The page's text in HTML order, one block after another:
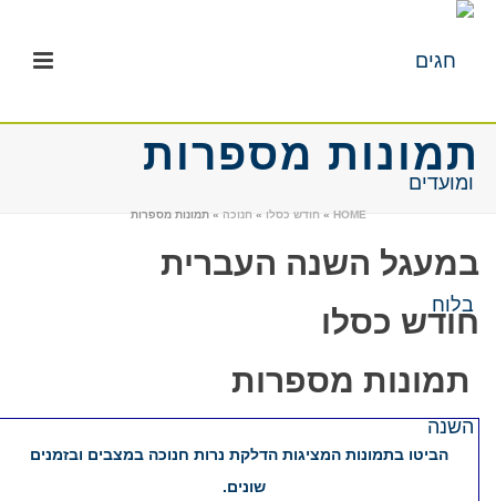
תמונות מספרות​
HOME
» חודש כסלו » חנוכה »תמונות מספרות​
במעגל השנה העברית
חודש כסלו
תמונות מספרות​
​​הביטו בתמונות המציגות הדלקת נרות חנוכה במצבים ובזמנים
שונים. ​ ​